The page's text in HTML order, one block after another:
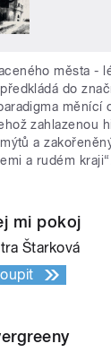
města -
do
měnící
zahlazenou
a
a rudém kraji“.
mi pokoj
Štarková